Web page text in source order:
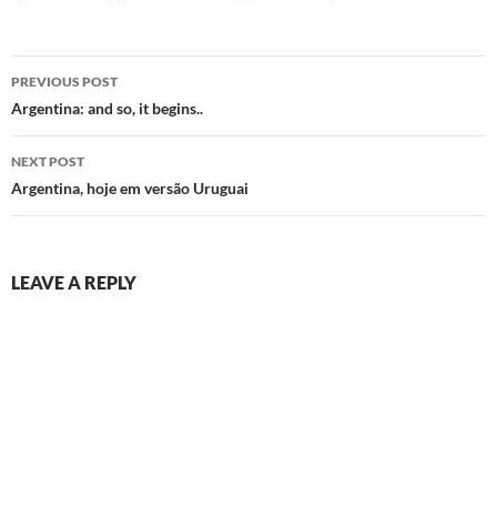
Post
navigation
PREVIOUS POST
Argentina: and so, it begins..
NEXT POST
Argentina, hoje em versão Uruguai
LEAVE A REPLY